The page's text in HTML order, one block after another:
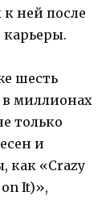
ней после
карьеры.
шесть
миллионах
только
и
как «Crazy
It)»,